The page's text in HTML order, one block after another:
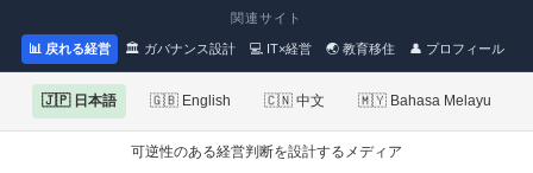
関連サイト
📊 戻れる経営 🏛 ガバナンス設計 💻 IT×経営 🌏 教育移住 👤 プロフィール
🇯🇵 日本語 🇬🇧 English 🇨🇳 中文 🇲🇾 Bahasa Melayu
可逆性のある経営判断を設計するメディア